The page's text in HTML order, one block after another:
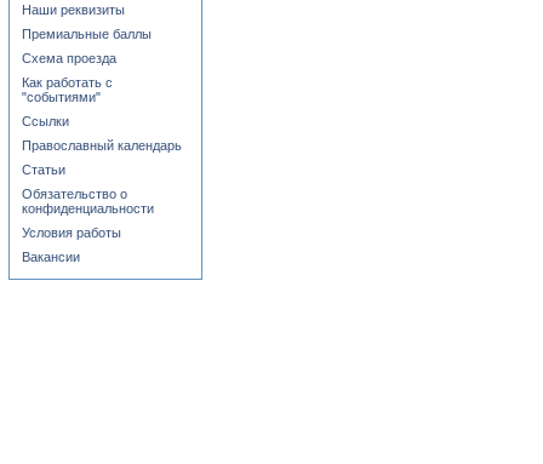
Наши реквизиты
Премиальные баллы
Схема проезда
Как работать с
"событиями"
Ссылки
Православный календарь
Статьи
Обязательство о
конфиденциальности
Условия работы
Вакансии